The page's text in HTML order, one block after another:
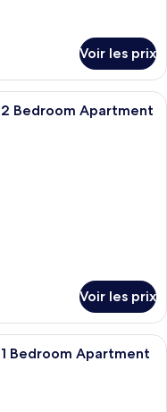
Voir les prix
Bedroom Apartment
Voir les prix
moderne comprenant un
Bedroom Apartment